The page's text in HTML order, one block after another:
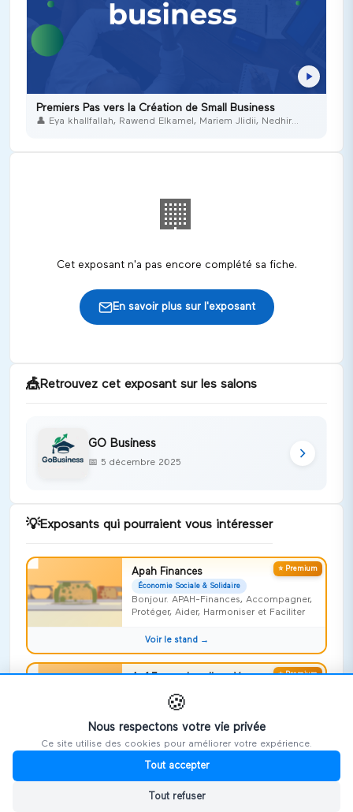
Premiers Pas vers la Création de Small Business
👤 Eya khallfallah, Rawend Elkamel, Mariem Jlidii, Nedhir
🏢
Cet exposant n'a pas encore complété sa fiche.
En savoir plus sur l'exposant
🎪Retrouvez cet exposant sur les salons
GO Business
📅 5 décembre 2025
💡Exposants qui pourraient vous intéresser
⭐ Premium
Apah Finances
Économie Sociale & Solidaire
Bonjour. APAH-Finances, Accompagner,
Protéger, Aider, Harmoniser et Faciliter
Voir le stand →
⭐ Premium
Apf France handicap Vosges
Risquer l'impossible !
Voir le stand →
Repideodat
On ne naît pas aidant, on le devient,
🍪
Nous respectons votre vie privée
Ce site utilise des cookies pour améliorer votre expérience.
Tout accepter
Tout refuser